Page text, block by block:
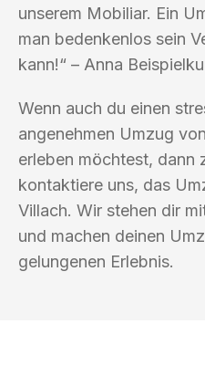
unserem Mobiliar. Ein
man bedenkenlos sein
kann!“ – Anna
Wenn auch du einen
angenehmen Umzug
erleben möchtest, dann
kontaktiere uns, das
Villach. Wir stehen dir
und machen deinen
gelungenen Erlebnis.